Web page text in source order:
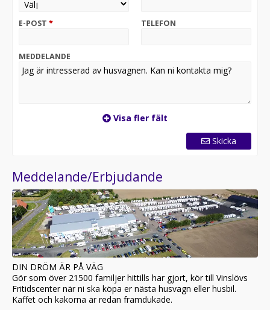
E-POST * TELEFON
MEDDELANDE
Visa fler fält
Skicka
Meddelande/Erbjudande
DIN DRÖM ÄR PÅ VÄG
Gör som över 21500 familjer hittills har gjort, kör till Vinslövs
Fritidscenter när ni ska köpa er nästa husvagn eller husbil.
Kaffet och kakorna är redan framdukade.